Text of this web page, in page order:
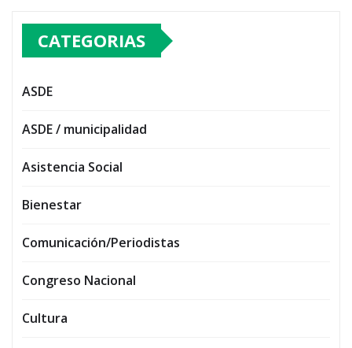
CATEGORIAS
ASDE
ASDE / municipalidad
Asistencia Social
Bienestar
Comunicación/Periodistas
Congreso Nacional
Cultura